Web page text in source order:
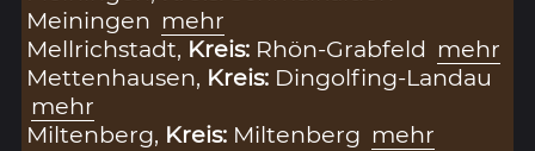
Meiningen mehr
Mellrichstadt, Kreis: Rhön-Grabfeld mehr
Mettenhausen, Kreis: Dingolfing-Landau
mehr
Miltenberg, Kreis: Miltenberg mehr